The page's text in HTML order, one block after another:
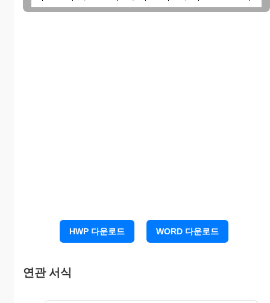
반 )
전
전
HWP 다운로드 WORD 다운로드
연관 서식